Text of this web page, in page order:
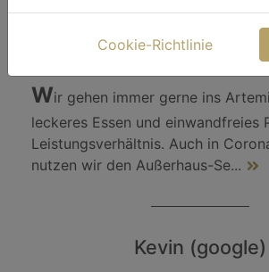
Zeljko Gazi
Wir gehen immer gerne ins
leckeres Essen und einwandfreies
Leistungsverhältnis. Auch in
nutzen wir den Außerhaus-Se...
Kevin (google)
Cookie-Richtlinie